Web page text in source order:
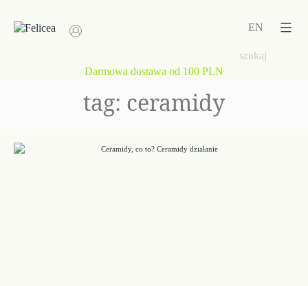
treści
EN
Darmowa dostawa od 100 PLN
tag: ceramidy